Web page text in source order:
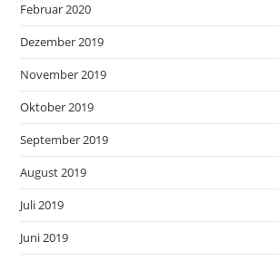
Februar 2020
Dezember 2019
November 2019
Oktober 2019
September 2019
August 2019
Juli 2019
Juni 2019